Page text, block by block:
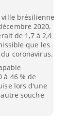
brésilienne
2020,
de 1,7 à 2,4
que les
coronavirus.
à 46 % de
lors d'une
souche